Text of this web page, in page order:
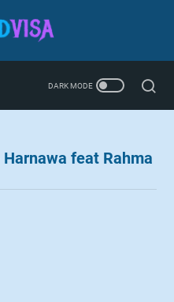
feat Rahma